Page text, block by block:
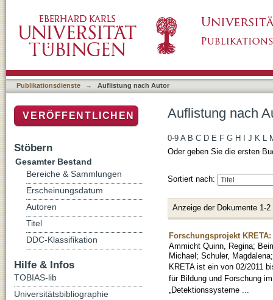
Publikationsdienste → Auflistung nach Autor
Auflistung nach
0-9 A B C D E F G H J K L
Oder geben Sie die ersten
Sortiert nach:
Anzeige der Dokumente 1-2
Forschungsprojekt
Ammicht Quinn, Regina;
Michael; Schuler, Magdalena
KRETA ist ein von 02/2011
für Bildung und Forschung
„Detektionssysteme ...
VERÖFFENTLICHEN
Stöbern
Gesamter Bestand
Bereiche & Sammlungen
Erscheinungsdatum
Autoren
Titel
DDC-Klassifikation
Hilfe & Infos
TOBIAS-lib
Universitätsbibliographie